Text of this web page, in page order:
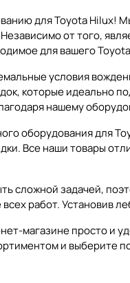
для Toyota Hilux!
от того,
для вашего
условия
которые идеально
нашему
оборудования для
Все наши товары
сложной задачей,
работ. Установив
магазине просто и
и выберите